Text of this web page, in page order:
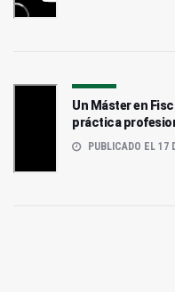
Un Máster en
práctica
PUBLICADO EL 17